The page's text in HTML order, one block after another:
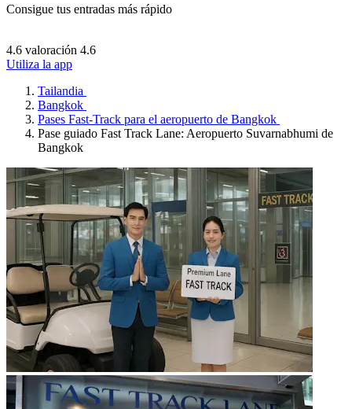
Consigue tus entradas más rápido
4.6 valoración 4.6
Utiliza la app
Tailandia
Bangkok
Pases Fast-Track para el aeropuerto de Bangkok
Pase guiado Fast Track Lane: Aeropuerto Suvarnabhumi de
Bangkok